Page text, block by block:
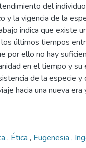
del
y la vigencia de la
indica que existe
últimos tiempos
por ello no hay
en el tiempo y su
de la especie y
hacia una nueva era
, Ética , Eugenesia ,